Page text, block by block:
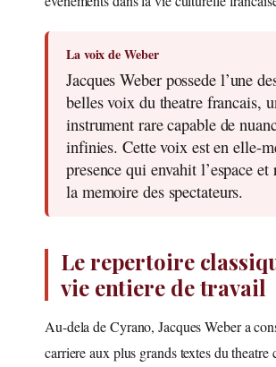
La voix de Weber
Jacques Weber possede l’une
belles voix du theatre francais,
instrument rare capable de
infinies. Cette voix est en elle-
presence qui envahit l’espace et
la memoire des spectateurs.
Le repertoire
vie entiere de travail
Au-dela de Cyrano, Jacques Weber a
carriere aux plus grands textes du theatre